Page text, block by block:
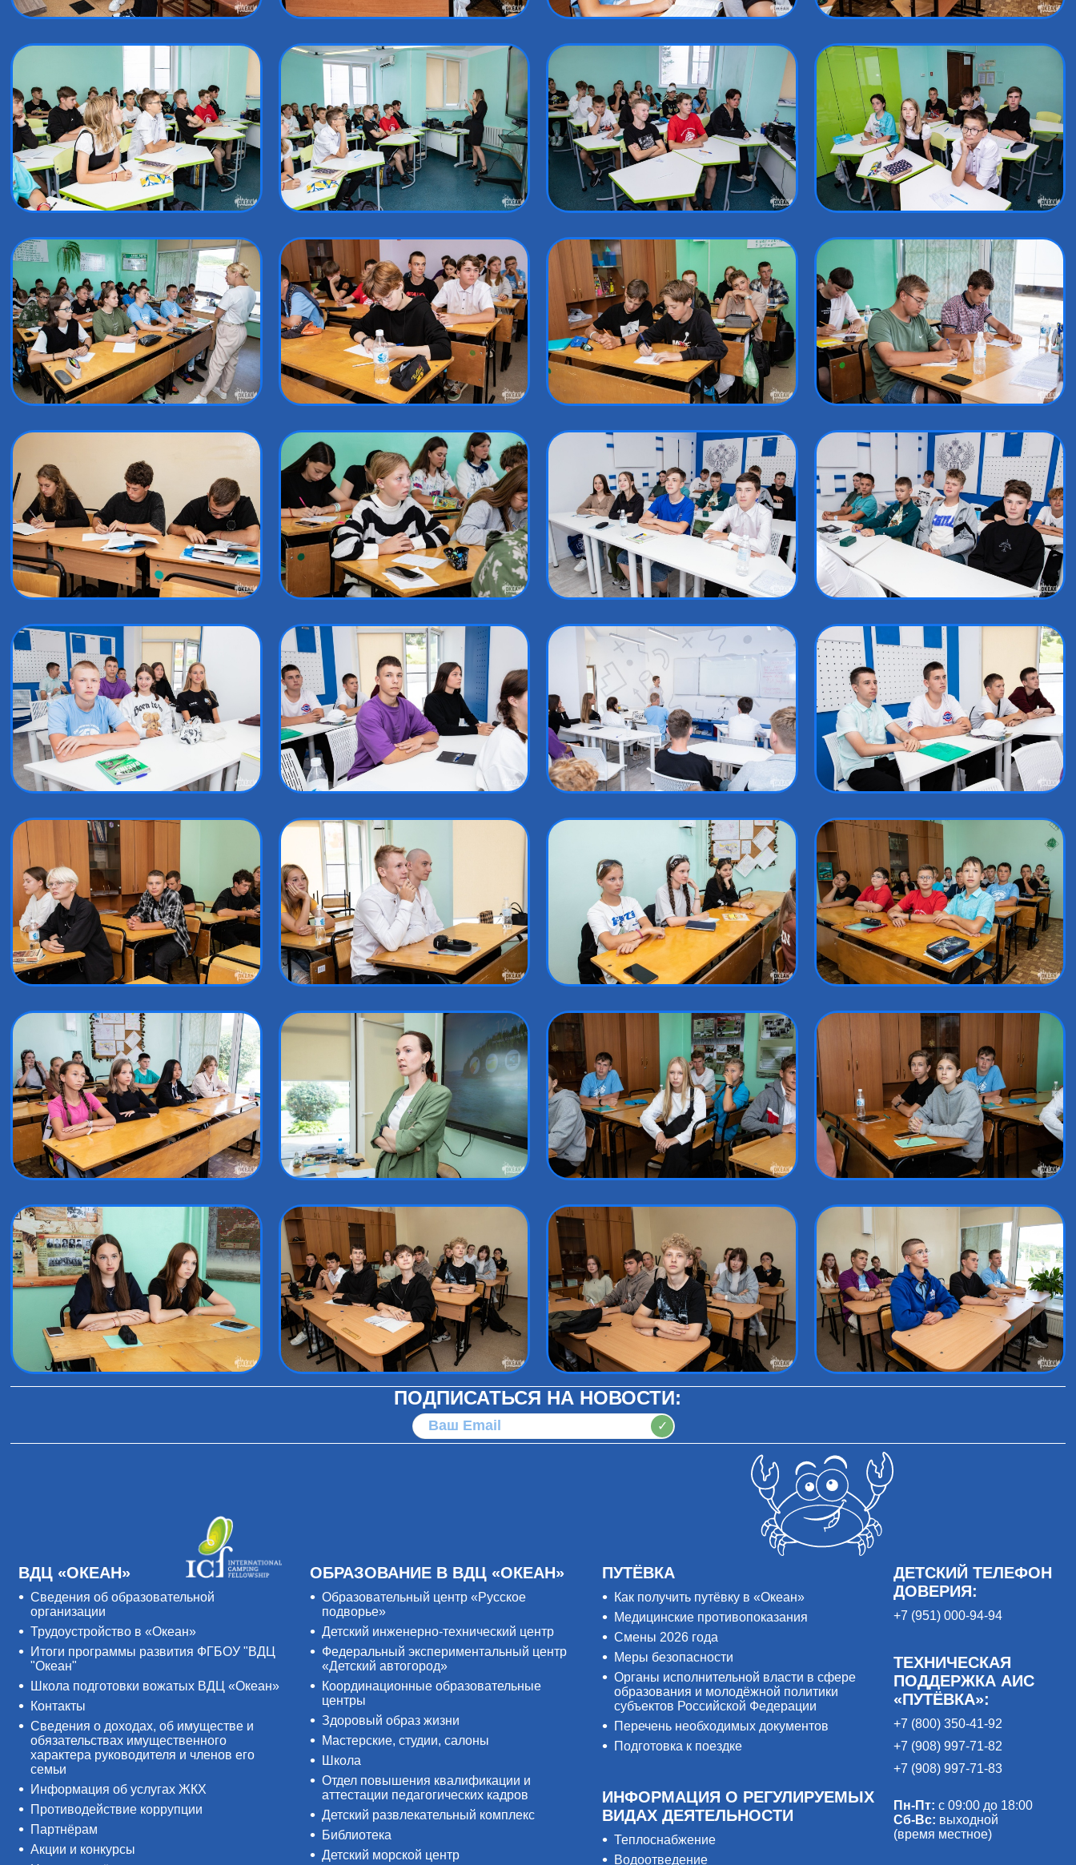
ПОДПИСАТЬСЯ НА НОВОСТИ:
✓
ВДЦ «ОКЕАН»
Сведения об образовательной
организации
Трудоустройство в «Океан»
Итоги программы развития ФГБОУ "ВДЦ
"Океан"
Школа подготовки вожатых ВДЦ «Океан»
Контакты
Сведения о доходах, об имуществе и
обязательствах имущественного
характера руководителя и членов его
семьи
Информация об услугах ЖКХ
Противодействие коррупции
Партнёрам
Акции и конкурсы
ОБРАЗОВАНИЕ В ВДЦ «ОКЕАН»
Образовательный центр «Русское
подворье»
Детский инженерно-технический центр
Федеральный экспериментальный центр
«Детский автогород»
Координационные образовательные
центры
Здоровый образ жизни
Мастерские, студии, салоны
Школа
Отдел повышения квалификации и
аттестации педагогических кадров
Детский развлекательный комплекс
Библиотека
Детский морской центр
ПУТЁВКА
Как получить путёвку в «Океан»
Медицинские противопоказания
Смены 2026 года
Меры безопасности
Органы исполнительной власти в сфере
образования и молодёжной политики
субъектов Российской Федерации
Перечень необходимых документов
Подготовка к поездке
ИНФОРМАЦИЯ О РЕГУЛИРУЕМЫХ
ВИДАХ ДЕЯТЕЛЬНОСТИ
Теплоснабжение
Водоотведение
ДЕТСКИЙ ТЕЛЕФОН
ДОВЕРИЯ:
+7 (951) 000-94-94
ТЕХНИЧЕСКАЯ
ПОДДЕРЖКА АИС
«ПУТЁВКА»:
+7 (800) 350-41-92
+7 (908) 997-71-82
+7 (908) 997-71-83
Пн-Пт: с 09:00 до 18:00
Сб-Вс: выходной
(время местное)